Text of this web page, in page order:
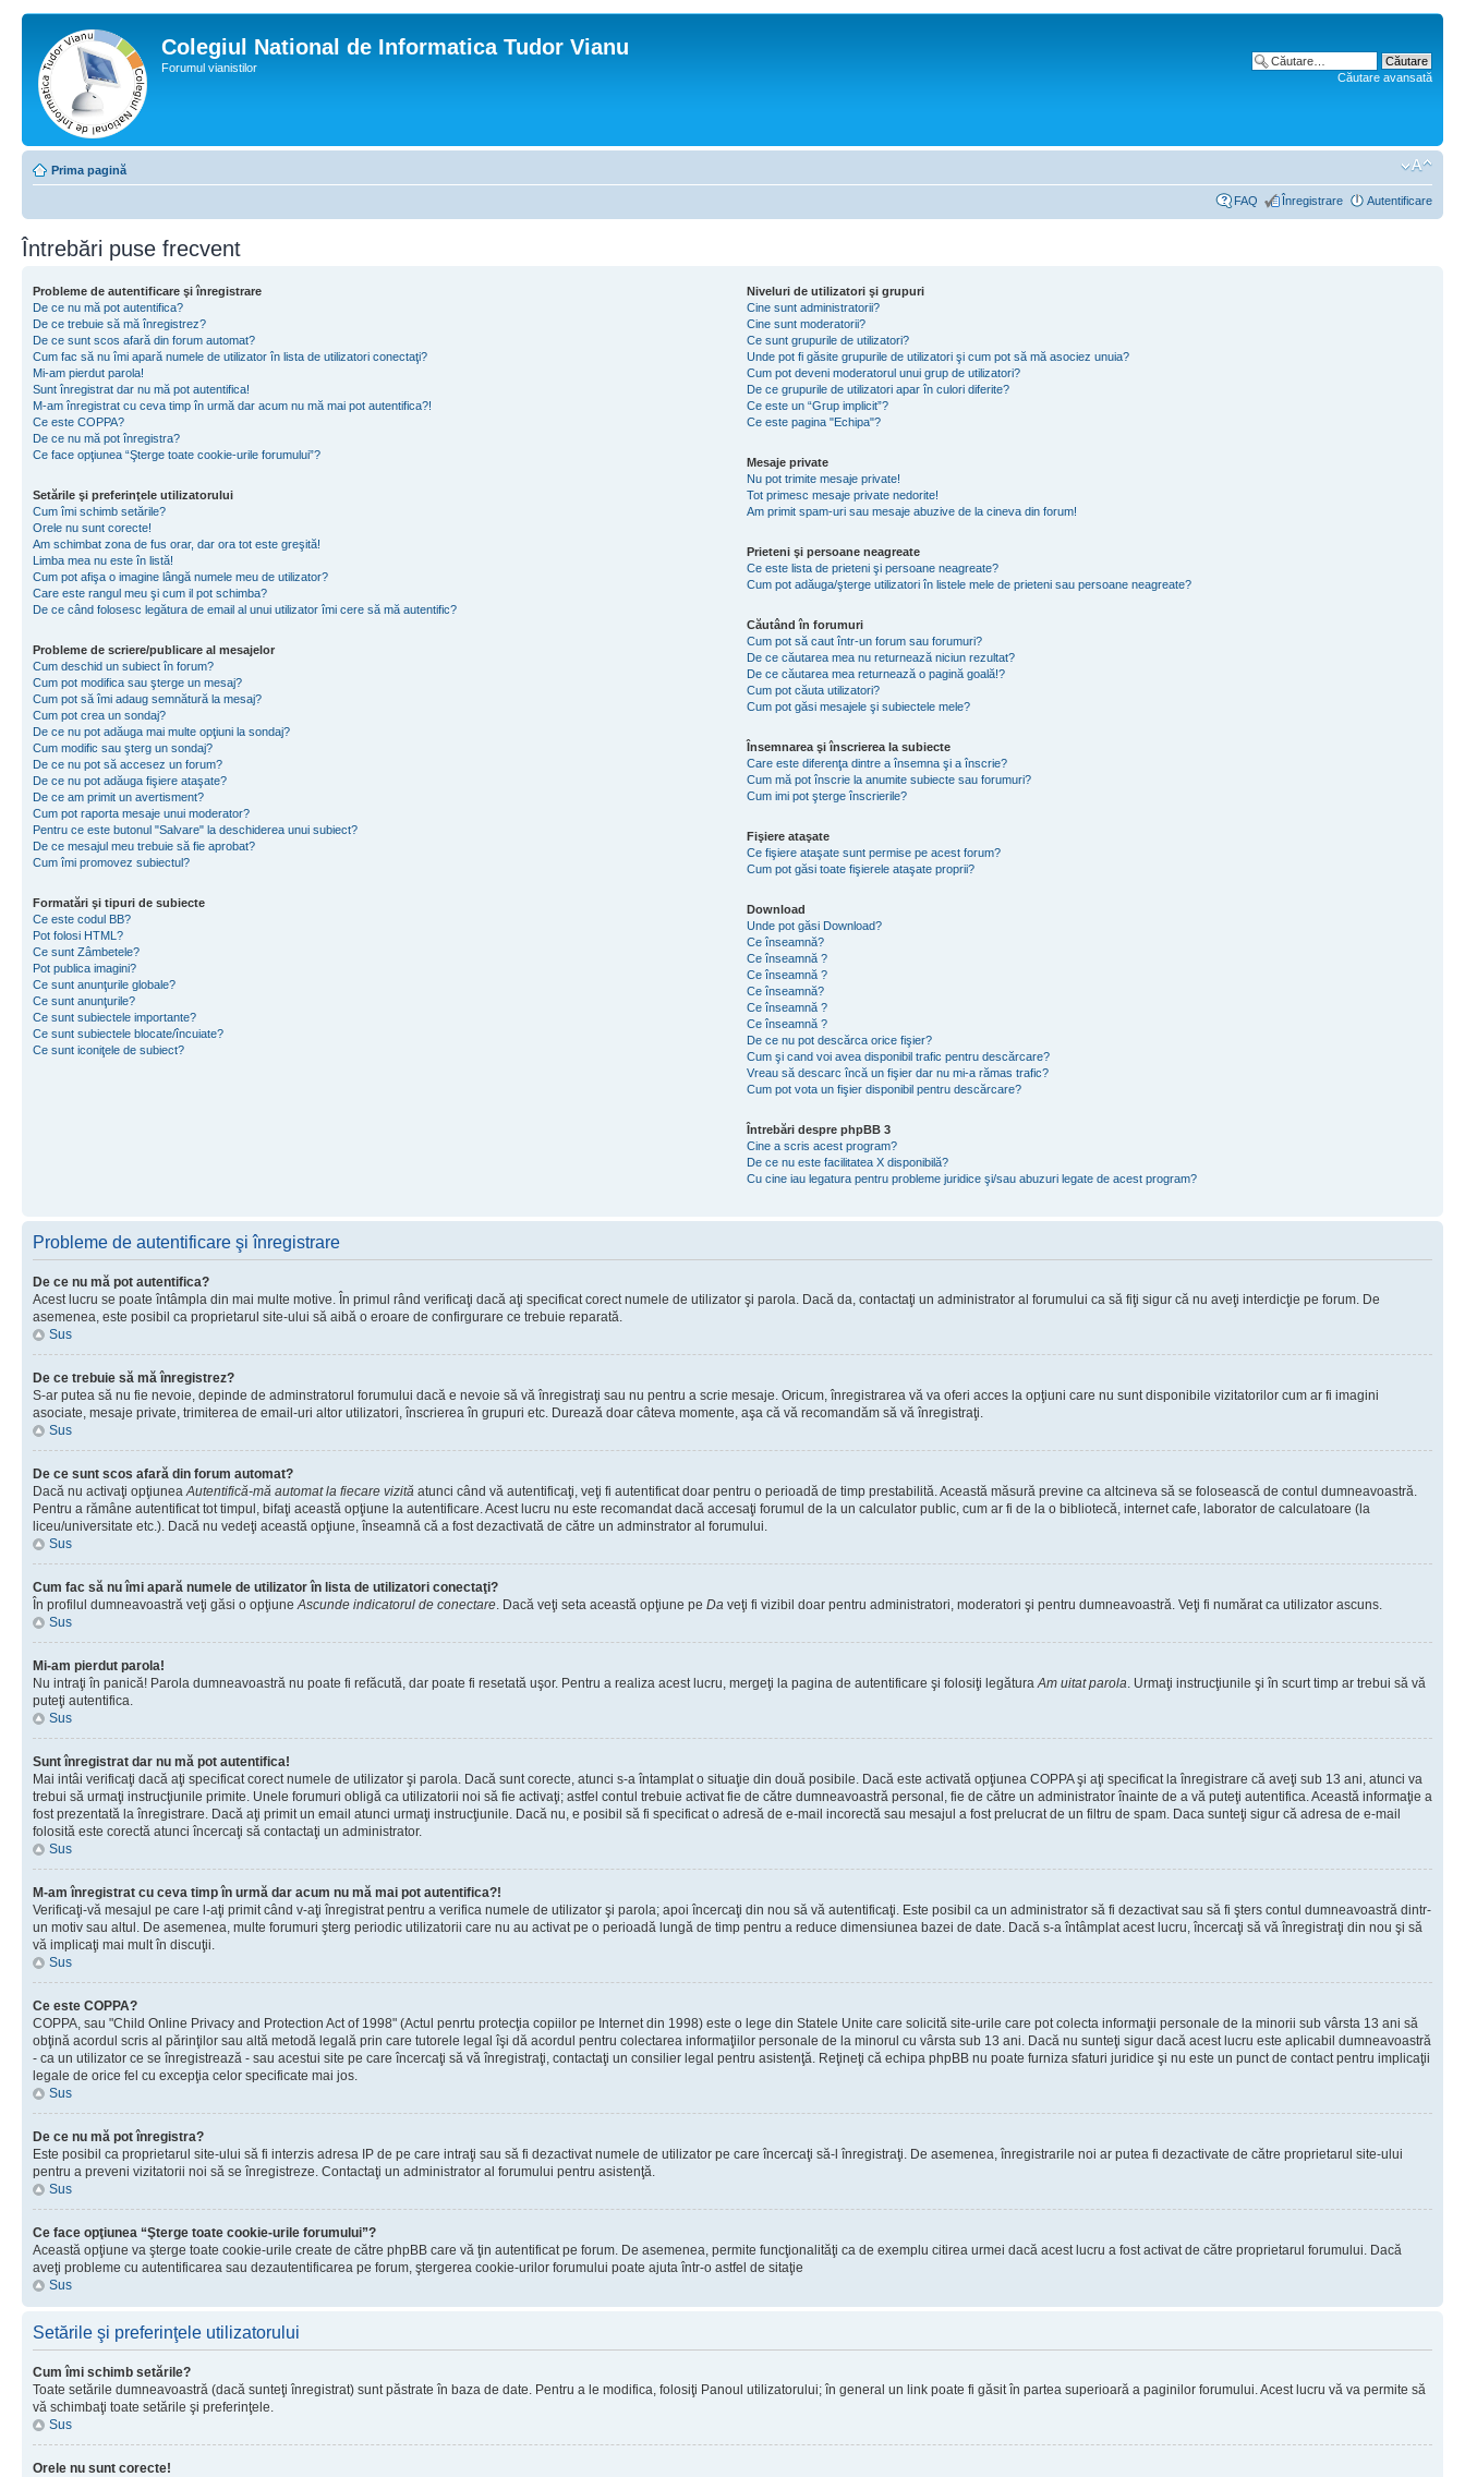
Colegiul National de Informatica Tudor Vianu
Forumul vianistilor
Căutare avansată
Prima pagină
FAQ Înregistrare Autentificare
Întrebări puse frecvent
Probleme de autentificare şi înregistrare
De ce nu mă pot autentifica?
De ce trebuie să mă înregistrez?
De ce sunt scos afară din forum automat?
Cum fac să nu îmi apară numele de utilizator în lista de utilizatori conectaţi?
Mi-am pierdut parola!
Sunt înregistrat dar nu mă pot autentifica!
M-am înregistrat cu ceva timp în urmă dar acum nu mă mai pot autentifica?!
Ce este COPPA?
De ce nu mă pot înregistra?
Ce face opţiunea “Şterge toate cookie-urile forumului”?
Setările şi preferinţele utilizatorului
Cum îmi schimb setările?
Orele nu sunt corecte!
Am schimbat zona de fus orar, dar ora tot este greşită!
Limba mea nu este în listă!
Cum pot afişa o imagine lângă numele meu de utilizator?
Care este rangul meu şi cum il pot schimba?
De ce când folosesc legătura de email al unui utilizator îmi cere să mă autentific?
Probleme de scriere/publicare al mesajelor
Cum deschid un subiect în forum?
Cum pot modifica sau şterge un mesaj?
Cum pot să îmi adaug semnătură la mesaj?
Cum pot crea un sondaj?
De ce nu pot adăuga mai multe opţiuni la sondaj?
Cum modific sau şterg un sondaj?
De ce nu pot să accesez un forum?
De ce nu pot adăuga fişiere ataşate?
De ce am primit un avertisment?
Cum pot raporta mesaje unui moderator?
Pentru ce este butonul "Salvare" la deschiderea unui subiect?
De ce mesajul meu trebuie să fie aprobat?
Cum îmi promovez subiectul?
Formatări şi tipuri de subiecte
Ce este codul BB?
Pot folosi HTML?
Ce sunt Zâmbetele?
Pot publica imagini?
Ce sunt anunţurile globale?
Ce sunt anunţurile?
Ce sunt subiectele importante?
Ce sunt subiectele blocate/încuiate?
Ce sunt iconiţele de subiect?
Niveluri de utilizatori şi grupuri
Cine sunt administratorii?
Cine sunt moderatorii?
Ce sunt grupurile de utilizatori?
Unde pot fi găsite grupurile de utilizatori şi cum pot să mă asociez unuia?
Cum pot deveni moderatorul unui grup de utilizatori?
De ce grupurile de utilizatori apar în culori diferite?
Ce este un “Grup implicit”?
Ce este pagina "Echipa"?
Mesaje private
Nu pot trimite mesaje private!
Tot primesc mesaje private nedorite!
Am primit spam-uri sau mesaje abuzive de la cineva din forum!
Prieteni şi persoane neagreate
Ce este lista de prieteni şi persoane neagreate?
Cum pot adăuga/şterge utilizatori în listele mele de prieteni sau persoane neagreate?
Căutând în forumuri
Cum pot să caut într-un forum sau forumuri?
De ce căutarea mea nu returnează niciun rezultat?
De ce căutarea mea returnează o pagină goală!?
Cum pot căuta utilizatori?
Cum pot găsi mesajele şi subiectele mele?
Însemnarea şi înscrierea la subiecte
Care este diferenţa dintre a însemna şi a înscrie?
Cum mă pot înscrie la anumite subiecte sau forumuri?
Cum imi pot şterge înscrierile?
Fişiere ataşate
Ce fişiere ataşate sunt permise pe acest forum?
Cum pot găsi toate fişierele ataşate proprii?
Download
Unde pot găsi Download?
Ce înseamnă?
Ce înseamnă ?
Ce înseamnă ?
Ce înseamnă?
Ce înseamnă ?
Ce înseamnă ?
De ce nu pot descărca orice fişier?
Cum şi cand voi avea disponibil trafic pentru descărcare?
Vreau să descarc încă un fişier dar nu mi-a rămas trafic?
Cum pot vota un fişier disponibil pentru descărcare?
Întrebări despre phpBB 3
Cine a scris acest program?
De ce nu este facilitatea X disponibilă?
Cu cine iau legatura pentru probleme juridice şi/sau abuzuri legate de acest program?
Probleme de autentificare şi înregistrare
De ce nu mă pot autentifica?
Acest lucru se poate întâmpla din mai multe motive. În primul rând verificaţi dacă aţi specificat corect numele de utilizator şi parola. Dacă da, contactaţi un administrator al forumului ca să fiţi sigur că nu aveţi interdicţie pe forum. De
asemenea, este posibil ca proprietarul site-ului să aibă o eroare de confirgurare ce trebuie reparată.
Sus
De ce trebuie să mă înregistrez?
S-ar putea să nu fie nevoie, depinde de adminstratorul forumului dacă e nevoie să vă înregistraţi sau nu pentru a scrie mesaje. Oricum, înregistrarea vă va oferi acces la opţiuni care nu sunt disponibile vizitatorilor cum ar fi imagini
asociate, mesaje private, trimiterea de email-uri altor utilizatori, înscrierea în grupuri etc. Durează doar câteva momente, aşa că vă recomandăm să vă înregistraţi.
Sus
De ce sunt scos afară din forum automat?
Dacă nu activaţi opţiuneaAutentifică-mă automat la fiecare vizită atunci când vă autentificaţi, veţi fi autentificat doar pentru o perioadă de timp prestabilită. Această măsură previne ca altcineva să se folosească de contul dumneavoastră.
Pentru a rămâne autentificat tot timpul, bifaţi această opţiune la autentificare. Acest lucru nu este recomandat dacă accesaţi forumul de la un calculator public, cum ar fi de la o bibliotecă, internet cafe, laborator de calculatoare (la
liceu/universitate etc.). Dacă nu vedeţi această opţiune, înseamnă că a fost dezactivată de către un adminstrator al forumului.
Sus
Cum fac să nu îmi apară numele de utilizator în lista de utilizatori conectaţi?
În profilul dumneavoastră veţi găsi o opţiuneAscunde indicatorul de conectare. Dacă veţi seta această opţiune pe Da veţi fi vizibil doar pentru administratori, moderatori şi pentru dumneavoastră. Veţi fi numărat ca utilizator ascuns.
Sus
Mi-am pierdut parola!
Nu intraţi în panică! Parola dumneavoastră nu poate fi refăcută, dar poate fi resetată uşor. Pentru a realiza acest lucru, mergeţi la pagina de autentificare şi folosiţi legăturaAm uitat parola. Urmaţi instrucţiunile şi în scurt timp ar trebui să vă
puteţi autentifica.
Sus
Sunt înregistrat dar nu mă pot autentifica!
Mai intâi verificaţi dacă aţi specificat corect numele de utilizator şi parola. Dacă sunt corecte, atunci s-a întamplat o situaţie din două posibile. Dacă este activată opţiunea COPPA şi aţi specificat la înregistrare că aveţi sub 13 ani, atunci va
trebui să urmaţi instrucţiunile primite. Unele forumuri obligă ca utilizatorii noi să fie activaţi; astfel contul trebuie activat fie de către dumneavoastră personal, fie de către un administrator înainte de a vă puteţi autentifica. Această informaţie a
fost prezentată la înregistrare. Dacă aţi primit un email atunci urmaţi instrucţiunile. Dacă nu, e posibil să fi specificat o adresă de e-mail incorectă sau mesajul a fost prelucrat de un filtru de spam. Daca sunteţi sigur că adresa de e-mail
folosită este corectă atunci încercaţi să contactaţi un administrator.
Sus
M-am înregistrat cu ceva timp în urmă dar acum nu mă mai pot autentifica?!
Verificaţi-vă mesajul pe care l-aţi primit când v-aţi înregistrat pentru a verifica numele de utilizator şi parola; apoi încercaţi din nou să vă autentificaţi. Este posibil ca un administrator să fi dezactivat sau să fi şters contul dumneavoastră dintr-
un motiv sau altul. De asemenea, multe forumuri şterg periodic utilizatorii care nu au activat pe o perioadă lungă de timp pentru a reduce dimensiunea bazei de date. Dacă s-a întâmplat acest lucru, încercaţi să vă înregistraţi din nou şi să
vă implicaţi mai mult în discuţii.
Sus
Ce este COPPA?
COPPA, sau "Child Online Privacy and Protection Act of 1998" (Actul penrtu protecţia copiilor pe Internet din 1998) este o lege din Statele Unite care solicită site-urile care pot colecta informaţii personale de la minorii sub vârsta 13 ani să
obţină acordul scris al părinţilor sau altă metodă legală prin care tutorele legal îşi dă acordul pentru colectarea informaţiilor personale de la minorul cu vârsta sub 13 ani. Dacă nu sunteţi sigur dacă acest lucru este aplicabil dumneavoastră
- ca un utilizator ce se înregistrează - sau acestui site pe care încercaţi să vă înregistraţi, contactaţi un consilier legal pentru asistenţă. Reţineţi că echipa phpBB nu poate furniza sfaturi juridice şi nu este un punct de contact pentru implicaţii
legale de orice fel cu excepţia celor specificate mai jos.
Sus
De ce nu mă pot înregistra?
Este posibil ca proprietarul site-ului să fi interzis adresa IP de pe care intraţi sau să fi dezactivat numele de utilizator pe care încercaţi să-l înregistraţi. De asemenea, înregistrarile noi ar putea fi dezactivate de către proprietarul site-ului
pentru a preveni vizitatorii noi să se înregistreze. Contactaţi un administrator al forumului pentru asistenţă.
Sus
Ce face opţiunea “Şterge toate cookie-urile forumului”?
Această opţiune va şterge toate cookie-urile create de către phpBB care vă ţin autentificat pe forum. De asemenea, permite funcţionalităţi ca de exemplu citirea urmei dacă acest lucru a fost activat de către proprietarul forumului. Dacă
aveţi probleme cu autentificarea sau dezautentificarea pe forum, ştergerea cookie-urilor forumului poate ajuta într-o astfel de sitaţie
Sus
Setările şi preferinţele utilizatorului
Cum îmi schimb setările?
Toate setările dumneavoastră (dacă sunteţi înregistrat) sunt păstrate în baza de date. Pentru a le modifica, folosiţi Panoul utilizatorului; în general un link poate fi găsit în partea superioară a paginilor forumului. Acest lucru vă va permite să
vă schimbaţi toate setările şi preferinţele.
Sus
Orele nu sunt corecte!